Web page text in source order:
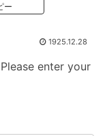
ー
1925.12.28
enter your